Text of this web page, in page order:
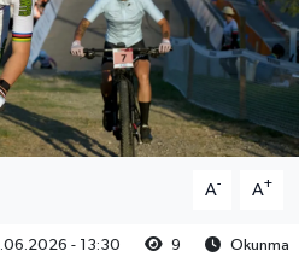
A- A+
- 13:30 9
Okunma